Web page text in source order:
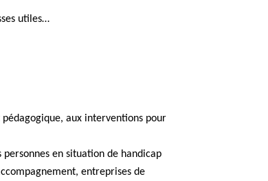
utiles…
aux interventions pour
en situation de handicap
entreprises de